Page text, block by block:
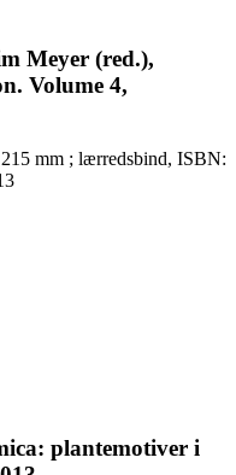
Meyer (red.),
Volume 4,
mm ; lærredsbind, ISBN:
plantemotiver i